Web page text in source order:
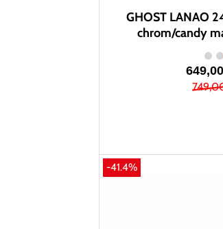
GHOST LANAO
chrom/candy
-41.4%